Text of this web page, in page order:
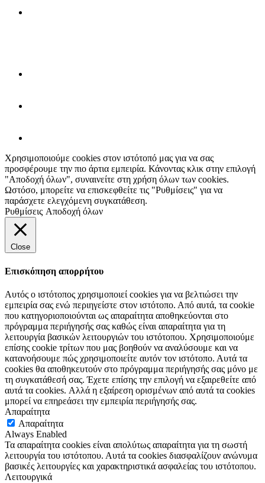
Χρησιμοποιούμε cookies στον ιστότοπό μας για να σας
προσφέρουμε την πιο άρτια εμπειρία. Κάνοντας κλικ στην επιλογή
"Αποδοχή όλων", συναινείτε στη χρήση όλων των cookies.
Ωστόσο, μπορείτε να επισκεφθείτε τις "Ρυθμίσεις" για να
παράσχετε ελεγχόμενη συγκατάθεση.
Ρυθμίσεις Αποδοχή όλων
Close
Επισκόπηση απορρήτου
Αυτός ο ιστότοπος χρησιμοποιεί cookies για να βελτιώσει την
εμπειρία σας ενώ περιηγείστε στον ιστότοπο. Από αυτά, τα cookie
που κατηγοριοποιούνται ως απαραίτητα αποθηκεύονται στο
πρόγραμμα περιήγησής σας καθώς είναι απαραίτητα για τη
λειτουργία βασικών λειτουργιών του ιστότοπου. Χρησιμοποιούμε
επίσης cookie τρίτων που μας βοηθούν να αναλύσουμε και να
κατανοήσουμε πώς χρησιμοποιείτε αυτόν τον ιστότοπο. Αυτά τα
cookies θα αποθηκευτούν στο πρόγραμμα περιήγησής σας μόνο με
τη συγκατάθεσή σας. Έχετε επίσης την επιλογή να εξαιρεθείτε από
αυτά τα cookies. Αλλά η εξαίρεση ορισμένων από αυτά τα cookies
μπορεί να επηρεάσει την εμπειρία περιήγησής σας.
Απαραίτητα
Απαραίτητα
Always Enabled
Τα απαραίτητα cookies είναι απολύτως απαραίτητα για τη σωστή
λειτουργία του ιστότοπου. Αυτά τα cookies διασφαλίζουν ανώνυμα
βασικές λειτουργίες και χαρακτηριστικά ασφαλείας του ιστότοπου.
Λειτουργικά